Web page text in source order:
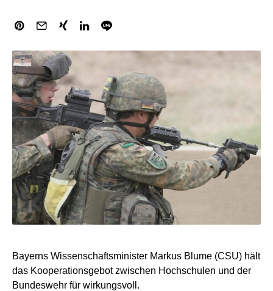
Bayerns Wissenschaftsminister Markus Blume (CSU) hält
das Kooperationsgebot zwischen Hochschulen und der
Bundeswehr für wirkungsvoll.